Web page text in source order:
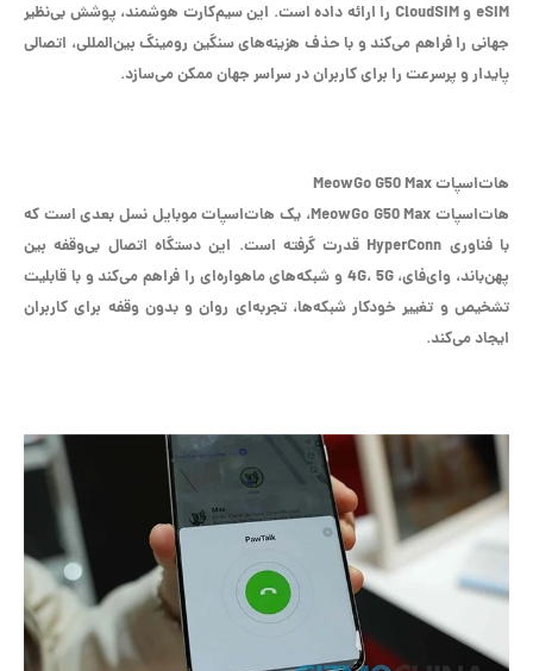
eSIM و CloudSIM را ارائه داده است. این سیم‌کارت هوشمند، پوشش بی‌نظیر
جهانی را فراهم می‌کند و با حذف هزینه‌های سنگین رومینگ بین‌المللی، اتصالی
پایدار و پرسرعت را برای کاربران در سراسر جهان ممکن می‌سازد.
هات‌اسپات MeowGo G50 Max
هات‌اسپات MeowGo G50 Max، یک هات‌اسپات موبایل نسل بعدی است که
با فناوری HyperConn قدرت گرفته است. این دستگاه اتصال بی‌وقفه بین
پهن‌باند، وای‌فای، 4G، 5G و شبکه‌های ماهواره‌ای را فراهم می‌کند و با قابلیت
تشخیص و تغییر خودکار شبکه‌ها، تجربه‌ای روان و بدون وقفه برای کاربران
ایجاد می‌کند.